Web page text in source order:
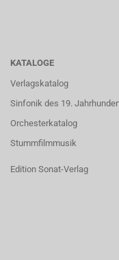
KATALOGE
Verlagskatalog
Sinfonik des 19.
Orchesterkatalog
Stummfilmmusik
Edition Sonat-Verlag